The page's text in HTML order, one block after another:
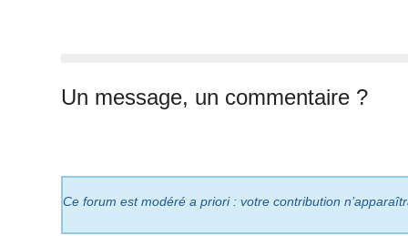
Un message, un commentaire ?
Ce forum est modéré a priori : votre contribution